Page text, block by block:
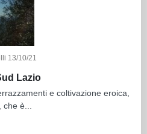
13/10/21
Lazio
e coltivazione eroica,
è...